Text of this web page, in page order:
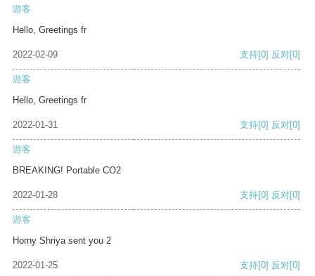
游客
Hello, Greetings fr
2022-02-09 支持[0] 反对[0]
游客
Hello, Greetings fr
2022-01-31 支持[0] 反对[0]
游客
BREAKING! Portable CO2
2022-01-28 支持[0] 反对[0]
游客
Horny Shriya sent you 2
2022-01-25 支持[0] 反对[0]